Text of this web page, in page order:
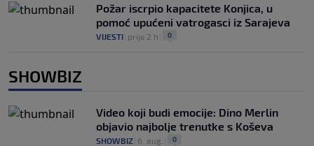
Požar iscrpio kapacitete Konjica, u
pomoć upućeni vatrogasci iz Sarajeva
VIJESTI prije 2 h 0
SHOWBIZ
Video koji budi emocije: Dino Merlin
objavio najbolje trenutke s Koševa
SHOWBIZ 6. aug. 0